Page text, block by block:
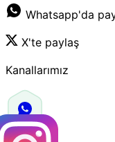
Whatsapp'da
X'te paylaş
Kanallarımız